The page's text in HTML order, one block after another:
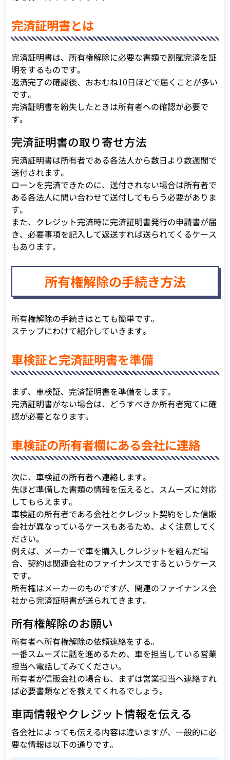
完済証明書とは
完済証明書は、所有権解除に必要な書類で割賦完済を証
明をするものです。
返済完了の確認後、おおむね10日ほどで届くことが多い
です。
完済証明書を紛失したときは所有者への確認が必要で
す。
完済証明書の取り寄せ方法
完済証明書は所有者である各法人から数日より数週間で
送付されます。
ローンを完済できたのに、送付されない場合は所有者で
ある各法人に問い合わせて送付してもらう必要がありま
す。
また、クレジット完済時に完済証明書発行の申請書が届
き、必要事項を記入して返送すれば送られてくるケース
もあります。
所有権解除の手続き方法
所有権解除の手続きはとても簡単です。
ステップにわけて紹介していきます。
車検証と完済証明書を準備
まず、車検証、完済証明書を準備をします。
完済証明書がない場合は、どうすべきか所有者宛てに確
認が必要となります。
車検証の所有者欄にある会社に連絡
次に、車検証の所有者へ連絡します。
先ほど準備した書類の情報を伝えると、スムーズに対応
してもらえます。
車検証の所有者である会社とクレジット契約をした信販
会社が異なっているケースもあるため、よく注意してく
ださい。
例えば、メーカーで車を購入しクレジットを組んだ場
合、契約は関連会社のファイナンスでするというケース
です。
所有権はメーカーのものですが、関連のファイナンス会
社から完済証明書が送られてきます。
所有権解除のお願い
所有者へ所有権解除の依頼連絡をする。
一番スムーズに話を進めるため、車を担当している営業
担当へ電話してみてください。
所有者が信販会社の場合も、まずは営業担当へ連絡すれ
ば必要書類などを教えてくれるでしょう。
車両情報やクレジット情報を伝える
各会社によっても伝える内容は違いますが、一般的に必
要な情報は以下の通りです。